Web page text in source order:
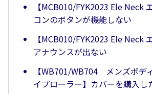
【MCB010/FYK2023 Ele Neck
コンのボタンが機能しない
【MCB010/FYK2023 Ele Neck
アナウンスが出ない
【WB701/WB704 メンズボデ
イプローラー】カバーを購入し